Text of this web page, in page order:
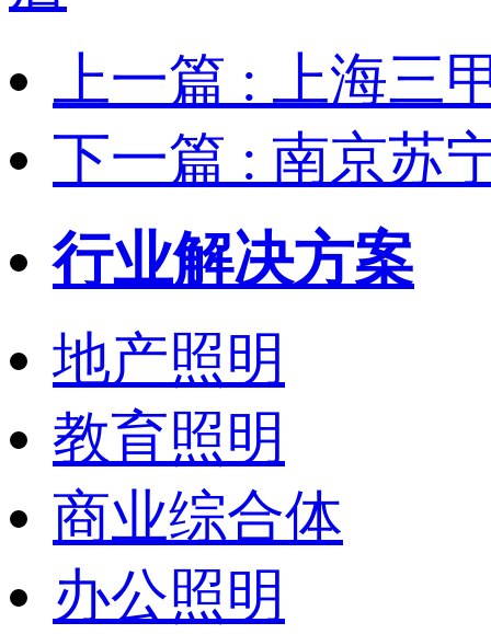
上一篇 : 上海三
下一篇 : 南京苏
行业解决方案
地产照明
教育照明
商业综合体
办公照明